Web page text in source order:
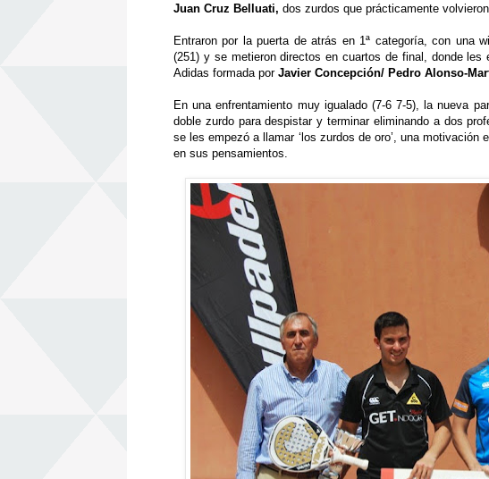
Juan Cruz Belluati, dos zurdos que prácticamente
Entraron por la puerta de atrás en 1ª categoría, con una
(251) y se metieron directos en cuartos de final, donde les
Adidas formada por Javier Concepción/ Pedro Alonso-
En una enfrentamiento muy igualado (7-6 7-5), la nueva
doble zurdo para despistar y terminar eliminando a dos
se les empezó a llamar ‘los zurdos de oro’ , una motivación
en sus pensamientos.